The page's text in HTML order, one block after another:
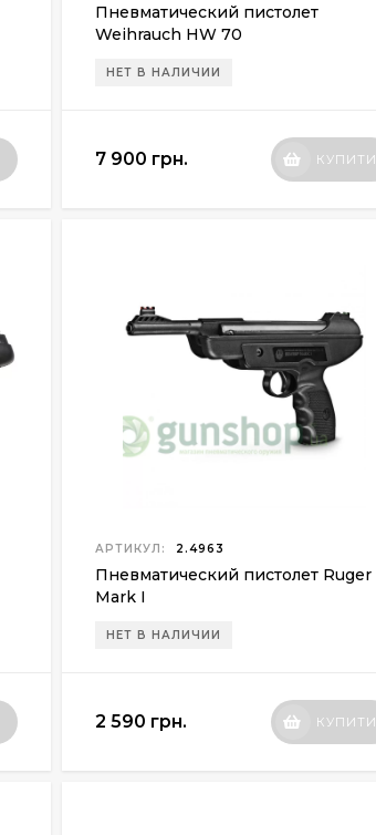
Пневматический пистолет
Weihrauch HW 70
НЕТ В НАЛИЧИИ
7 900 грн. КУПИТИ
АРТИКУЛ: 2.4963
Пневматический пистолет Ruger
Mark I
НЕТ В НАЛИЧИИ
2 590 грн. КУПИТИ